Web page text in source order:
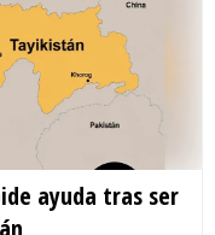
ayuda tras ser